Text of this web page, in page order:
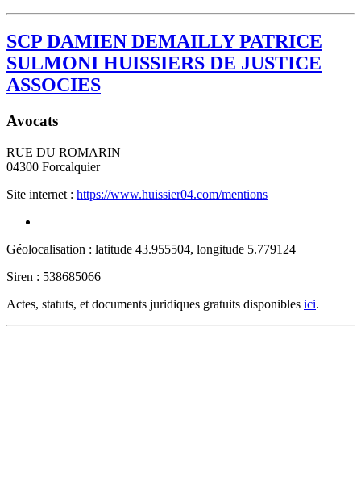
SCP DAMIEN DEMAILLY PATRICE
SULMONI HUISSIERS DE JUSTICE
ASSOCIES
Avocats
RUE DU ROMARIN
04300 Forcalquier
Site internet : https://www.huissier04.com/mentions
Géolocalisation : latitude 43.955504, longitude 5.779124
Siren : 538685066
Actes, statuts, et documents juridiques gratuits disponibles ici.